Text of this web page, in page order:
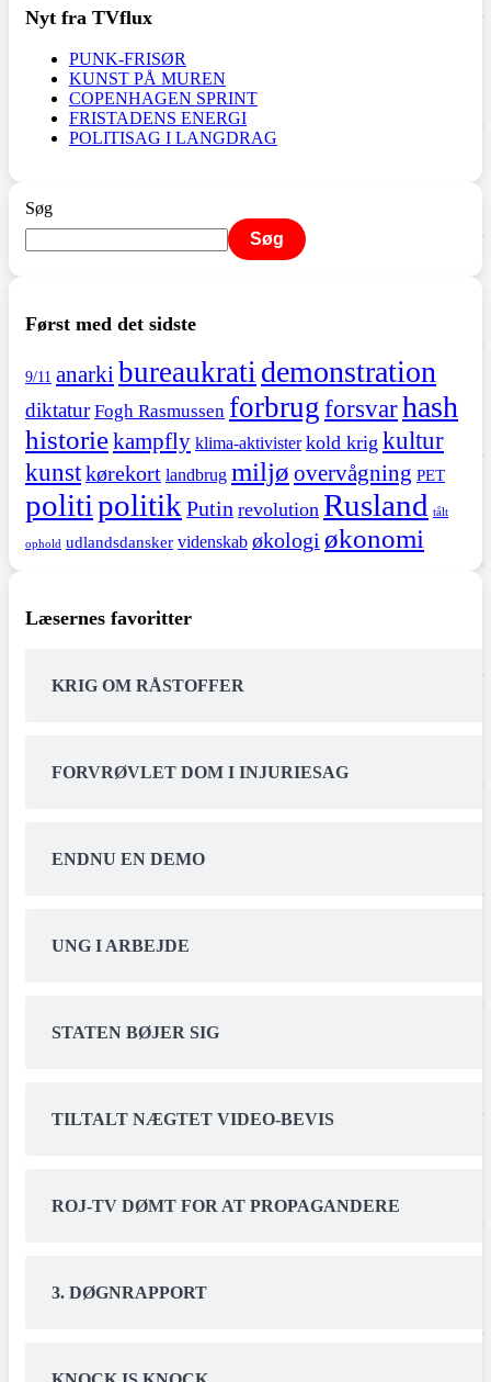
Nyt fra TVflux
PUNK-FRISØR
KUNST PÅ MUREN
COPENHAGEN SPRINT
FRISTADENS ENERGI
POLITISAG I LANGDRAG
Søg
Søg
Først med det sidste
9/11 anarki bureaukrati demonstration
diktatur Fogh Rasmussen forbrugforsvarhash
historiekampfly klima-aktivister kold krig kultur
kunstkørekort landbrug miljø overvågning PET
politipolitik Putin revolution Rusland tålt
ophold udlandsdansker videnskab økologi økonomi
Læsernes favoritter
KRIG OM RÅSTOFFER
FORVRØVLET DOM I INJURIESAG
ENDNU EN DEMO
UNG I ARBEJDE
STATEN BØJER SIG
TILTALT NÆGTET VIDEO-BEVIS
ROJ-TV DØMT FOR AT PROPAGANDERE
3. DØGNRAPPORT